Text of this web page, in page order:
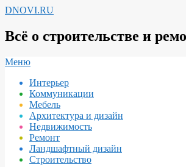
Перейти
содержимому
DNOVI.RU
Всё о строительстве и
Вторичное
навигации
Меню
Интерьер
Коммуникации
Мебель
Архитектура и дизайн
Недвижимость
Ремонт
Ландшафтный дизайн
Строительство